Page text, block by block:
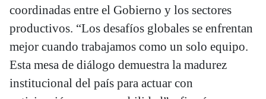
coordinadas entre el Gobierno y los sectores
productivos. “Los desafíos globales se enfrentan
mejor cuando trabajamos como un solo equipo.
Esta mesa de diálogo demuestra la madurez
institucional del país para actuar con